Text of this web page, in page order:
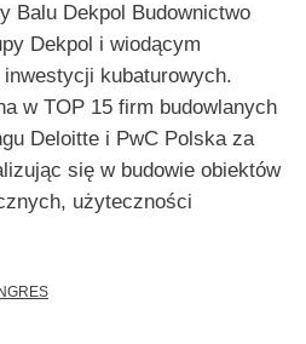
Balu Dekpol Budownictwo
Dekpol i wiodącym
kubaturowych.
w TOP 15 firm budowlanych
Deloitte i PwC Polska za
się w budowie obiektów
użyteczności